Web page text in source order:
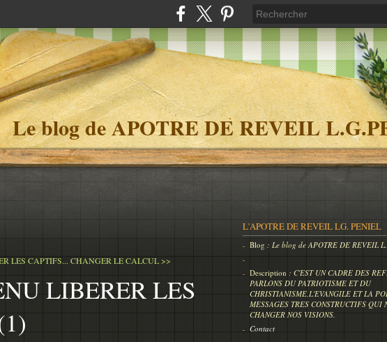
Le blog de APOTRE DE REVEIL
LES CAPTIFS... CHANGER LE CALCUL >>
LIBERER LES
L'APOTRE DE REVEIL LG. PENIEL
Blog : Le blog de APOTRE DE REVEIL
Description : C'EST UN CADRE DES
PARLONS DU PATRIOTISME ET DU
CHRISTIANISME,L'EVANGILE ET LA
MESSAGES TRES CONSTRUCTIFS QUI
CHANGER NOS VISIONS.
Contact